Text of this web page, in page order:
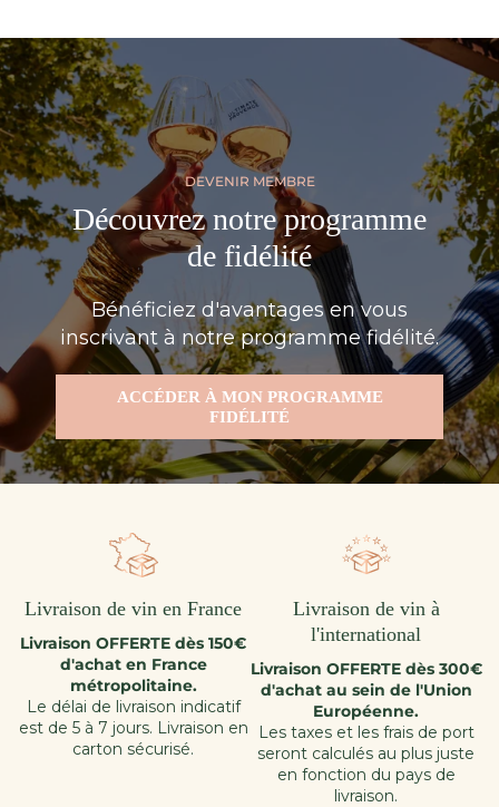
DEVENIR MEMBRE
Découvrez notre programme
de fidélité
Bénéficiez d'avantages en vous
inscrivant à notre programme fidélité.
ACCÉDER À MON PROGRAMME
FIDÉLITÉ
Livraison de vin en France
Livraison OFFERTE dès 150€
d'achat en France
métropolitaine.
Le délai de livraison indicatif
est de 5 à 7 jours. Livraison en
carton sécurisé.
Livraison de vin à
l'international
Livraison OFFERTE dès 300€
d'achat au sein de l'Union
Européenne.
Les taxes et les frais de port
seront calculés au plus juste
en fonction du pays de
livraison.